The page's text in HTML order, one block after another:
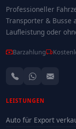
Professioneller
Transporter & Busse
Laufleistung oder
Barzahlung
LEISTUNGEN
Auto für Export